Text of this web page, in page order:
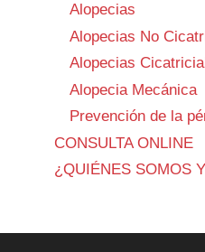
Alopecias
Alopecias No
Alopecias
Alopecia Mecánica
Prevención de la
CONSULTA ONLINE
¿QUIÉNES SOMOS